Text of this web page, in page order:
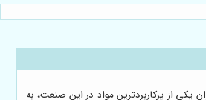
از پرکاربردترین مواد در این صنعت، به